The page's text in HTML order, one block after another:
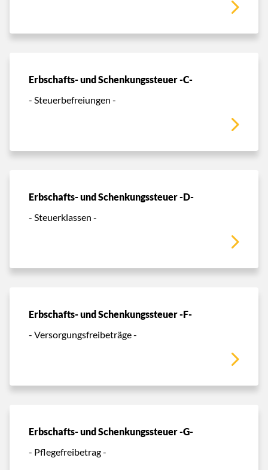
Erbschafts- und Schenkungssteuer -C-
- Steuerbefreiungen -
Erbschafts- und Schenkungssteuer -D-
- Steuerklassen -
Erbschafts- und Schenkungssteuer -F-
- Versorgungsfreibeträge -
Erbschafts- und Schenkungssteuer -G-
- Pflegefreibetrag -